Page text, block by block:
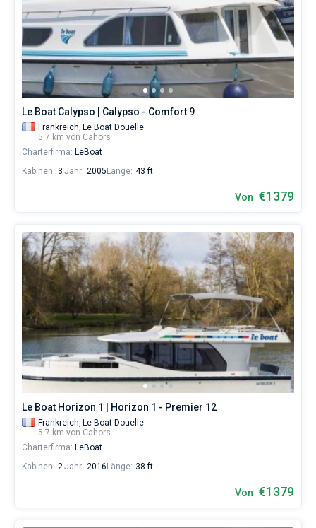
Le Boat Calypso | Calypso - Comfort 9
Frankreich, Le Boat Douelle
5.7 km von Cahors
Charterfirma: LeBoat
Kabinen: 3 Jahr: 2005 Länge: 43 ft
Von €1379
Le Boat Horizon 1 | Horizon 1 - Premier 12
Frankreich, Le Boat Douelle
5.7 km von Cahors
Charterfirma: LeBoat
Kabinen: 2Jahr: 2016 Länge: 38 ft
Von €1379